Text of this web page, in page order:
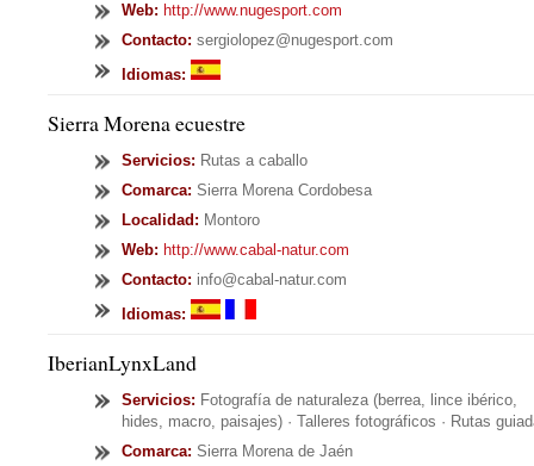
Web: http://www.nugesport.com
Contacto: sergiolopez@nugesport.com
Idiomas:
Sierra Morena ecuestre
Servicios: Rutas a caballo
Comarca: Sierra Morena Cordobesa
Localidad: Montoro
Web: http://www.cabal-natur.com
Contacto: info@cabal-natur.com
Idiomas:
IberianLynxLand
Servicios: Fotografía de naturaleza (berrea, lince ibérico,
hides, macro, paisajes) · Talleres fotográficos · Rutas
Comarca: Sierra Morena de Jaén